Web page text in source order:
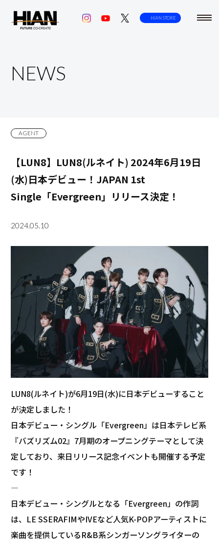
HIAN STORE
NEWS
AGENT
【LUN8】LUN8(ルネイト) 2024年6月19日
(水)日本デビュー！JAPAN 1st
Single「Evergreen」リリース決定！
2024.05.10
LUN8(ルネイト)が6月19日(水)に日本デビューすること
が決定しました！
日本デビュー・シングル「Evergreen」は日本テレビ系
『バズリズム02』7月期のオープニングテーマとして決
定しており、来日リリース記念イベントも開催する予定
です！
—
日本デビュー・シングルとなる「Evergreen」の作詞
は、LE SSERAFIMやIVEなど人気K-POPアーティストに
楽曲を提供しているR&B系シンガーソングライターの